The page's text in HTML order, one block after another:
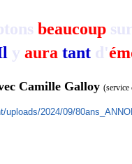
beaucoup sur
y aura tant d'
Camille Galloy (service
uploads/2024/09/